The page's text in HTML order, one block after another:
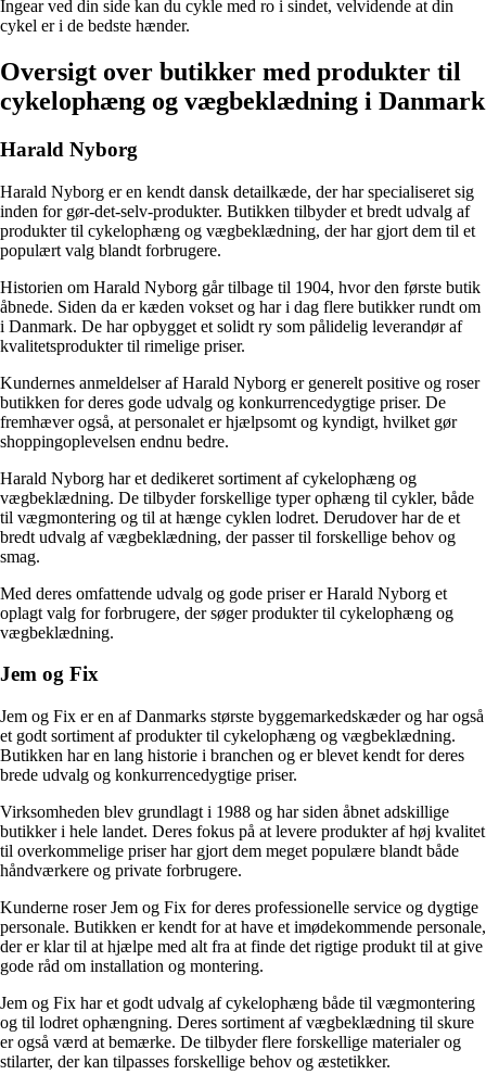
Ingear ved din side kan du cykle med ro i sindet, velvidende at din
cykel er i de bedste hænder.
Oversigt over butikker med produkter til
cykelophæng og vægbeklædning i Danmark
Harald Nyborg
Harald Nyborg er en kendt dansk detailkæde, der har specialiseret sig
inden for gør-det-selv-produkter. Butikken tilbyder et bredt udvalg af
produkter til cykelophæng og vægbeklædning, der har gjort dem til et
populært valg blandt forbrugere.
Historien om Harald Nyborg går tilbage til 1904, hvor den første butik
åbnede. Siden da er kæden vokset og har i dag flere butikker rundt om
i Danmark. De har opbygget et solidt ry som pålidelig leverandør af
kvalitetsprodukter til rimelige priser.
Kundernes anmeldelser af Harald Nyborg er generelt positive og roser
butikken for deres gode udvalg og konkurrencedygtige priser. De
fremhæver også, at personalet er hjælpsomt og kyndigt, hvilket gør
shoppingoplevelsen endnu bedre.
Harald Nyborg har et dedikeret sortiment af cykelophæng og
vægbeklædning. De tilbyder forskellige typer ophæng til cykler, både
til vægmontering og til at hænge cyklen lodret. Derudover har de et
bredt udvalg af vægbeklædning, der passer til forskellige behov og
smag.
Med deres omfattende udvalg og gode priser er Harald Nyborg et
oplagt valg for forbrugere, der søger produkter til cykelophæng og
vægbeklædning.
Jem og Fix
Jem og Fix er en af Danmarks største byggemarkedskæder og har også
et godt sortiment af produkter til cykelophæng og vægbeklædning.
Butikken har en lang historie i branchen og er blevet kendt for deres
brede udvalg og konkurrencedygtige priser.
Virksomheden blev grundlagt i 1988 og har siden åbnet adskillige
butikker i hele landet. Deres fokus på at levere produkter af høj kvalitet
til overkommelige priser har gjort dem meget populære blandt både
håndværkere og private forbrugere.
Kunderne roser Jem og Fix for deres professionelle service og dygtige
personale. Butikken er kendt for at have et imødekommende personale,
der er klar til at hjælpe med alt fra at finde det rigtige produkt til at give
gode råd om installation og montering.
Jem og Fix har et godt udvalg af cykelophæng både til vægmontering
og til lodret ophængning. Deres sortiment af vægbeklædning til skure
er også værd at bemærke. De tilbyder flere forskellige materialer og
stilarter, der kan tilpasses forskellige behov og æstetikker.